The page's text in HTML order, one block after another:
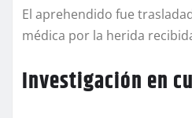
El aprehendido fue
médica por la herida
Investigación en